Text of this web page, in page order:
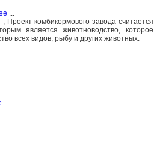
...
Проект комбикормового завода считается
является животноводство, которое
всех видов, рыбу и других животных.
...